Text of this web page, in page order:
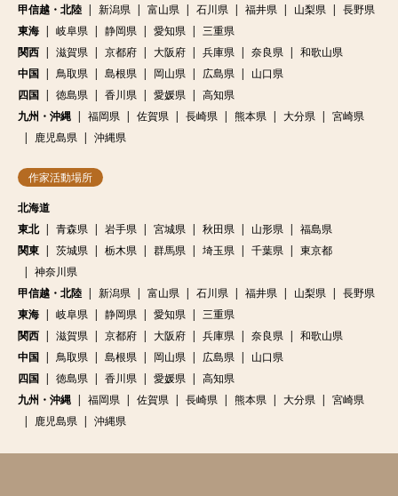
甲信越・北陸
新潟県 富山県 石川県 福井県 山梨県
長野県
東海
岐阜県 静岡県 愛知県
三重県
関西
滋賀県 京都府 大阪府 兵庫県 奈良県
和歌山県
中国
鳥取県 島根県 岡山県 広島県
山口県
四国
徳島県 香川県 愛媛県
高知県
九州・沖縄
福岡県 佐賀県 長崎県 熊本県 大分県
宮崎県
鹿児島県
沖縄県
作家活動場所
北海道
東北
青森県 岩手県 宮城県 秋田県 山形県
福島県
関東
茨城県 栃木県 群馬県 埼玉県 千葉県
東京都
神奈川県
甲信越・北陸
新潟県 富山県 石川県 福井県 山梨県
長野県
東海
岐阜県 静岡県 愛知県
三重県
関西
滋賀県 京都府 大阪府 兵庫県 奈良県
和歌山県
中国
鳥取県 島根県 岡山県 広島県
山口県
四国
徳島県 香川県 愛媛県
高知県
九州・沖縄
福岡県 佐賀県 長崎県 熊本県 大分県
宮崎県
鹿児島県
沖縄県